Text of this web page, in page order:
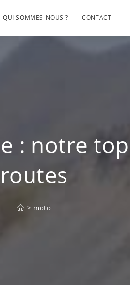
QUI SOMMES-NOUS ? CONTACT
: notre
routes
> moto